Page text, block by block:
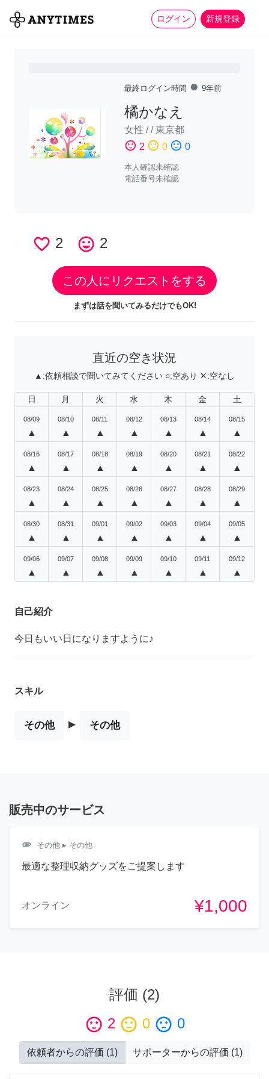
ログイン 新規登録
全て 家事 more_horiz
最終ログイン時間 fiber_manual_record 9年前
橘かなえ
女性 //東京都
sentiment_satisfied 2 sentiment_neutral 0 sentiment_dissatisfied 0
本人確認未確認
電話番号未確認
favorite_border 2 tag_faces 2
この人にリクエストをする
まずは話を聞いてみるだけでもOK!
直近の空き状況
▲:依頼相談で聞いてみてください ○:空あり ✕:空なし
日 月 火 水 木 金 土
08/09
▲
08/10
▲
08/11
▲
08/12
▲
08/13
▲
08/14
▲
08/15
▲
08/16
▲
08/17
▲
08/18
▲
08/19
▲
08/20
▲
08/21
▲
08/22
▲
08/23
▲
08/24
▲
08/25
▲
08/26
▲
08/27
▲
08/28
▲
08/29
▲
08/30
▲
08/31
▲
09/01
▲
09/02
▲
09/03
▲
09/04
▲
09/05
▲
09/06
▲
09/07
▲
09/08
▲
09/09
▲
09/10
▲
09/11
▲
09/12
▲
自己紹介
今日もいい日になりますように♪
スキル
その他 ▸ その他
販売中のサービス
attachment その他 ▸ その他
最適な整理収納グッズをご提案します
オンライン ¥1,000
評価 (2)
sentiment_satisfied 2 sentiment_neutral 0 sentiment_dissatisfied 0
依頼者からの評価 (1) サポーターからの評価 (1)